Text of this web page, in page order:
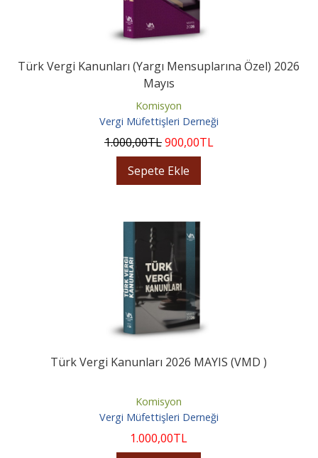
Türk Vergi Kanunları (Yargı Mensuplarına Özel) 2026
Mayıs
Komisyon
Vergi Müfettişleri Derneği
1.000,00TL900,00TL
Sepete Ekle
Türk Vergi Kanunları 2026 MAYIS (VMD )
Komisyon
Vergi Müfettişleri Derneği
1.000,00TL